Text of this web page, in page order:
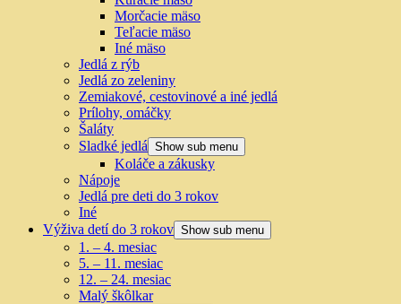
Morčacie mäso
Teľacie mäso
Iné mäso
Jedlá z rýb
Jedlá zo zeleniny
Zemiakové, cestovinové a iné jedlá
Prílohy, omáčky
Šaláty
Sladké jedlá Show sub menu
Koláče a zákusky
Nápoje
Jedlá pre deti do 3 rokov
Iné
Výživa detí do 3 rokov Show sub menu
1. – 4. mesiac
5. – 11. mesiac
12. – 24. mesiac
Malý škôlkar